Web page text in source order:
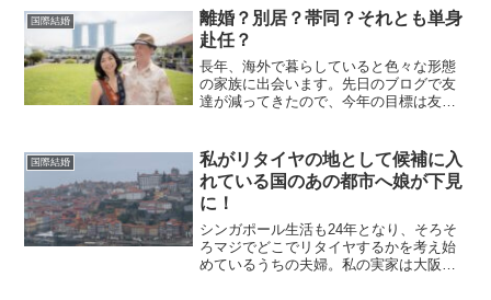
ましたまずは実家に...
国際結婚
離婚？別居？帯同？それとも単身
赴任？
長年、海外で暮らしていると色々な形態
の家族に出会います。先日のブログで友
達が減ってきたので、今年の目標は友達
か数えてみました。どこまでを知り合い
と呼び、どこからを友...
国際結婚
私がリタイヤの地として候補に入
れている国のあの都市へ娘が下見
に！
シンガポール生活も24年となり、そろそ
ろマジでどこでリタイヤするかを考え始
めているうちの夫婦。私の実家は大阪な